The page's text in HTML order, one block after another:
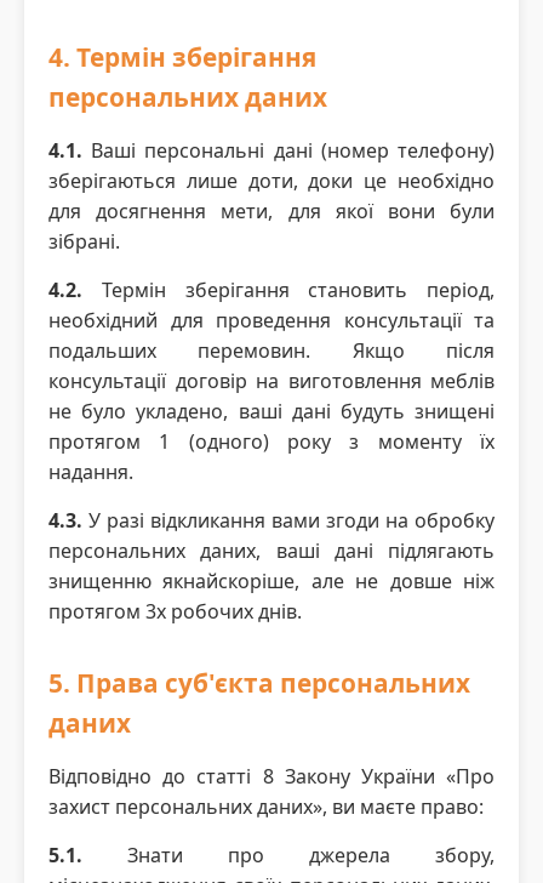
4. Термін зберігання
персональних даних
4.1. Ваші персональні дані (номер телефону)
зберігаються лише доти, доки це необхідно
для досягнення мети, для якої вони були
зібрані.
4.2. Термін зберігання становить період,
необхідний для проведення консультації та
подальших перемовин. Якщо після
консультації договір на виготовлення меблів
не було укладено, ваші дані будуть знищені
протягом 1 (одного) року з моменту їх
надання.
4.3. У разі відкликання вами згоди на обробку
персональних даних, ваші дані підлягають
знищенню якнайскоріше, але не довше ніж
протягом 3х робочих днів.
5. Права суб'єкта персональних
даних
Відповідно до статті 8 Закону України «Про
захист персональних даних», ви маєте право:
5.1. Знати про джерела збору,